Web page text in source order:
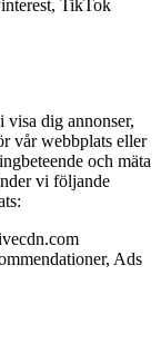
TikTok
visa dig annonser,
vår webbplats eller
och mäta
vi följande
Ads